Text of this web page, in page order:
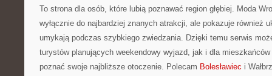
To strona dla osób, które lubią poznawać region głębiej. Moda
wyłącznie do najbardziej znanych atrakcji, ale pokazuje również
umykają podczas szybkiego zwiedzania. Dzięki temu serwis
turystów planujących weekendowy wyjazd, jak i dla
poznać swoje najbliższe otoczenie. Polecam Bolesławiec i